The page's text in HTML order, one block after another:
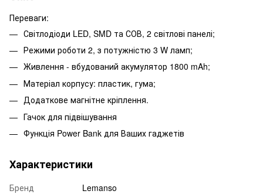
Переваги:
Світлодіоди LED, SMD та СОВ, 2 світлові панелі;
Режими роботи 2, з потужністю 3 W ламп;
Живлення - вбудований акумулятор 1800 mAh;
Матеріал корпусу: пластик, гума;
Додаткове магнітне кріплення.
Гачок для підвішування
Функція Power Bank для Ваших гаджетів
Характеристики
Бренд
Lemanso